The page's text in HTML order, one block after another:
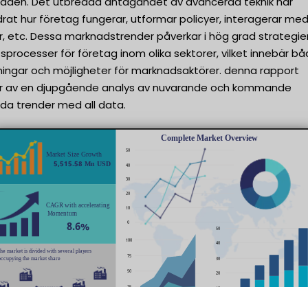
hur företag fungerar, utformar policyer, interagerar med
etc. Dessa marknadstrender påverkar i hög grad
för företag inom olika sektorer, vilket innebär
och möjligheter för marknadsaktörer. denna rapport
av en djupgående analys av nuvarande och kommande
trender med all data.